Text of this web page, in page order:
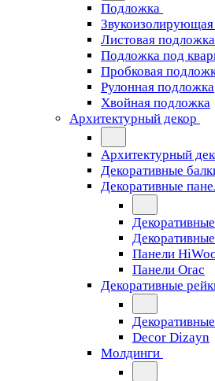
Подложка
Листовая подложка
Подложка под
Пробковая
Рулонная подложка
Хвойная подложка
Архитектурный декор
Архитектурный
Декоративные
Декоративные
Панели
Панели Orac
Декоративные
Decor Dizayn
Молдинги